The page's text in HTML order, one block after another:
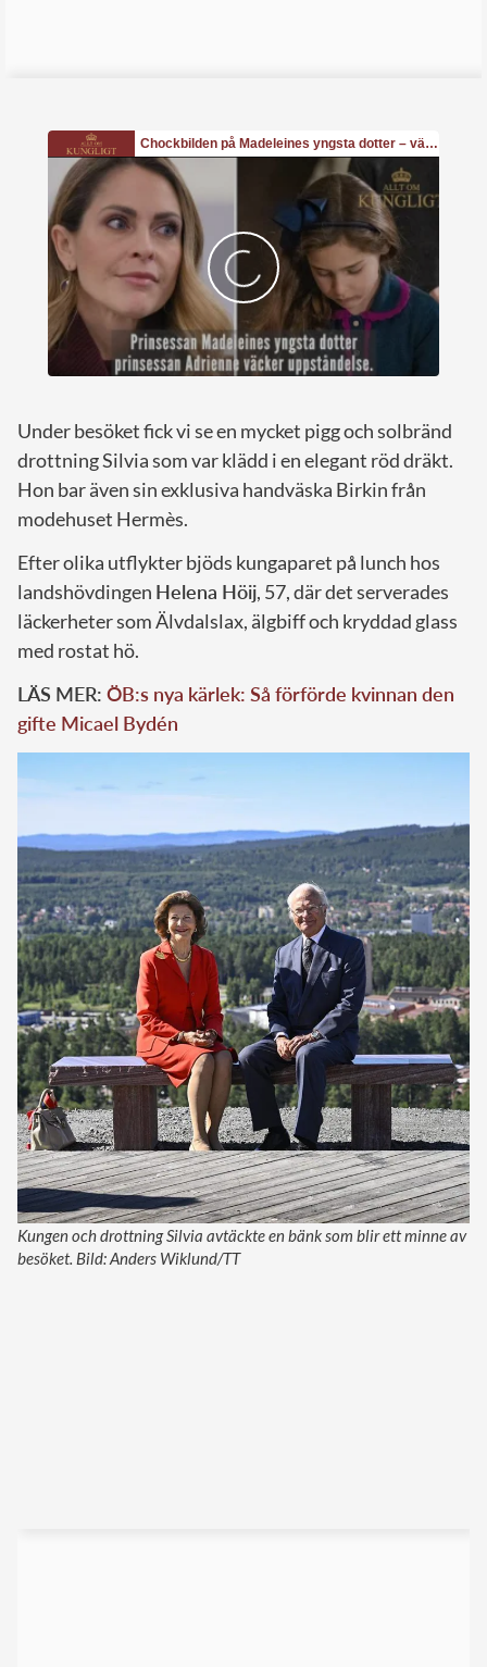
Under besöket fick vi se en mycket pigg och solbränd
drottning Silvia som var klädd i en elegant röd dräkt.
Hon bar även sin exklusiva handväska Birkin från
modehuset Hermès.
Efter olika utflykter bjöds kungaparet på lunch hos
landshövdingen Helena Höij, 57, där det serverades
läckerheter som Älvdalslax, älgbiff och kryddad glass
med rostat hö.
LÄS MER: ÖB:s nya kärlek: Så förförde kvinnan den
gifte Micael Bydén
Kungen och drottning Silvia avtäckte en bänk som blir ett minne av
besöket. Bild: Anders Wiklund/TT